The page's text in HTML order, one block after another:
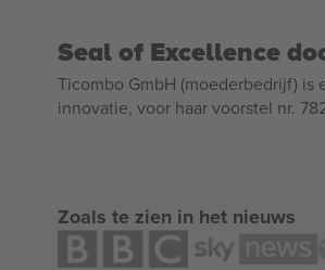
Seal of Excellence
Ticombo GmbH (moederbedrijf)
innovatie, voor haar voorstel nr.
Zoals te zien in het nieuws